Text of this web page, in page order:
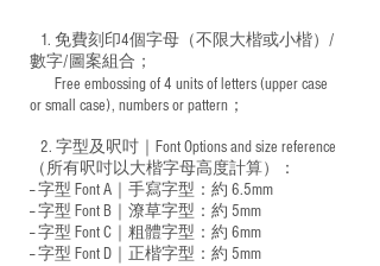
1. 免費刻印4個字母（不限大楷或小楷）/
數字/圖案組合；
Free embossing of 4 units of letters (upper case
or small case), numbers or pattern；
2. 字型及呎吋｜ Font Options and size reference
（所有呎吋以大楷字母高度計算）：
-- 字型 Font A｜手寫字型：約 6.5mm
-- 字型 Font B｜潦草字型： 約 5mm
-- 字型 Font C｜粗體字型：約 6mm
-- 字型 Font D｜正楷字型： 約 5mm